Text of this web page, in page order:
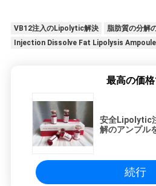
VB12注入のLipolytic解決
脂肪質の分解
Injection Dissolve Fat Lipolysis Ampoule
最高の価
安全Lipolytic
解のアンプル
続行